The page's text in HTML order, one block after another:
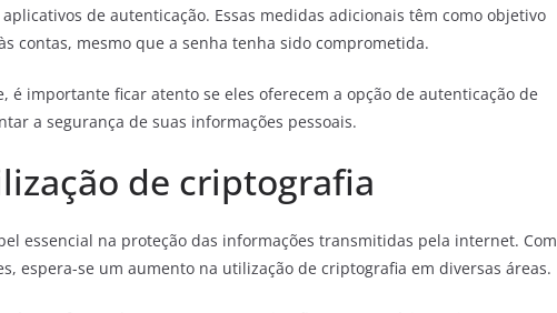
de autenticação. Essas medidas adicionais têm como objetivo
contas, mesmo que a senha tenha sido comprometida.
é importante ficar atento se eles oferecem a opção de autenticação de
a segurança de suas informações pessoais.
de criptografia
essencial na proteção das informações transmitidas pela internet. Com
espera-se um aumento na utilização de criptografia em diversas áreas.